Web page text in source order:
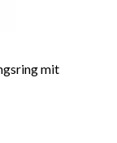
mit